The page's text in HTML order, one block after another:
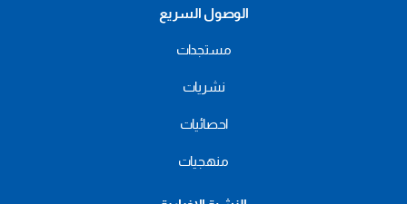
الوصول السريع
مستجدات
نشريات
احصائيات
منهجيات